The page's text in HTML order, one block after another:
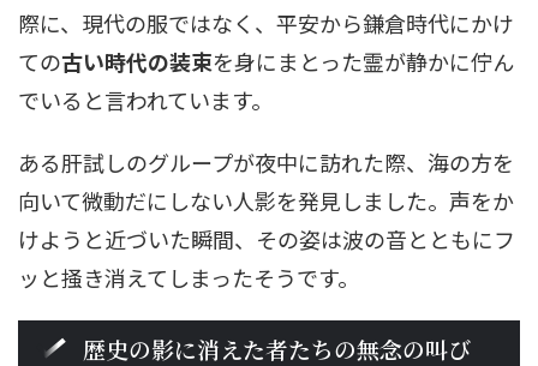
際に、現代の服ではなく、平安から鎌倉時代にかけ
ての古い時代の装束を身にまとった霊が静かに佇ん
でいると言われています。
ある肝試しのグループが夜中に訪れた際、海の方を
向いて微動だにしない人影を発見しました。声をか
けようと近づいた瞬間、その姿は波の音とともにフ
ッと掻き消えてしまったそうです。
歴史の影に消えた者たちの無念の叫び